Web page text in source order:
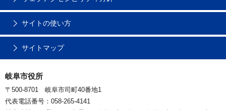
サイトの使い方
サイトマップ
岐阜市役所
〒500-8701 岐阜市司町40番地1
代表電話番号：058-265-4141